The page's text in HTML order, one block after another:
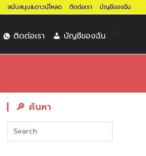
สนับสนุน&ดาวน์โหลด ติดต่อเรา บัญชีของฉัน
ติดต่อเรา บัญชีของฉัน
🔎︎ ค้นหา